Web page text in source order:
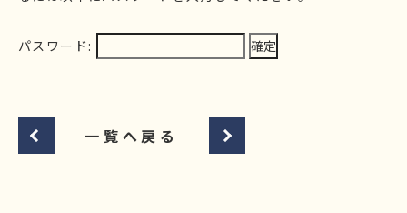
パスワード:
一覧へ戻る